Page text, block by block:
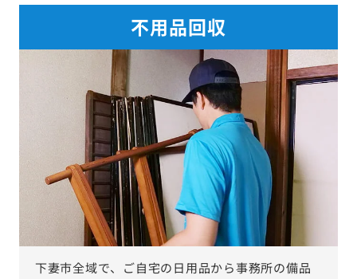
不用品回収
下妻市全域で、ご自宅の日用品から事務所の備品